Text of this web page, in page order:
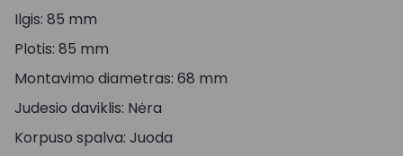
Ilgis: 85 mm
Plotis: 85 mm
Montavimo diametras: 68 mm
Judesio daviklis: Nėra
Korpuso spalva: Juoda